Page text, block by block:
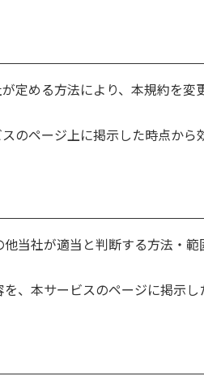
定める方法により、本規約を
のページ上に掲示した時点から
当社が適当と判断する方法・
、本サービスのページに掲示し